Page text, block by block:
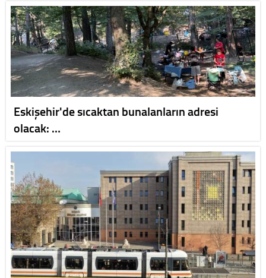
Eskişehir'de sıcaktan bunalanların adresi
olacak: …